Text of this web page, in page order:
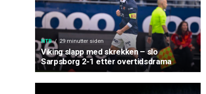
NTB 29 minutter siden
Viking slapp med skrekken – slo
Sarpsborg 2-1 etter overtidsdrama